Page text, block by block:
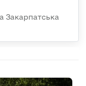
Закарпатська